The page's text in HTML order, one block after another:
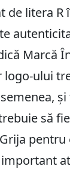
de litera R
Marcă
ului
să
pentru